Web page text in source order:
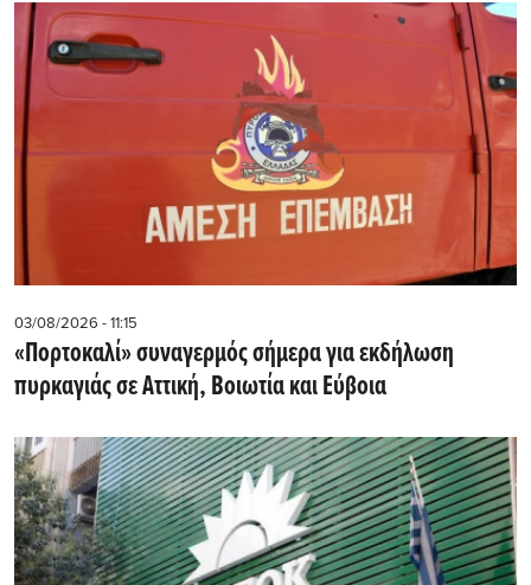
03/08/2026 - 11:15
«Πορτοκαλί» συναγερμός σήμερα για εκδήλωση
πυρκαγιάς σε Αττική, Βοιωτία και Εύβοια